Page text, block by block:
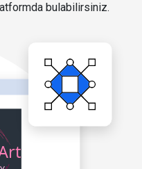
bulabilirsiniz.